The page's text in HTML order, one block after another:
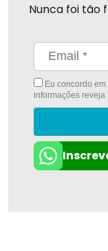
Nunca foi tão
Eu concordo
informações reveja